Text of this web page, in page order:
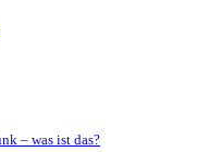
– was ist das?